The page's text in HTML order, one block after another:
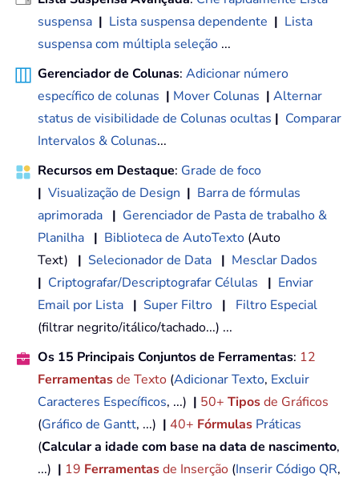
suspensa | Lista suspensa dependente | Lista
suspensa com múltipla seleção ...
Gerenciador de Colunas: Adicionar número
específico de colunas | Mover Colunas | Alternar
status de visibilidade de Colunas ocultas | Comparar
Intervalos & Colunas...
Recursos em Destaque: Grade de foco
| Visualização de Design | Barra de fórmulas
aprimorada | Gerenciador de Pasta de trabalho &
Planilha | Biblioteca de AutoTexto (Auto
Text) | Selecionador de Data | Mesclar Dados
| Criptografar/Descriptografar Células | Enviar
Email por Lista | Super Filtro |
Filtro Especial
(filtrar negrito/itálico/tachado...) ...
Os 15 Principais Conjuntos de Ferramentas: 12
Ferramentasde Texto (Adicionar Texto, Excluir
Caracteres Específicos, ...) | 50+ Tiposde Gráficos
(Gráfico de Gantt, ...) | 40+ Fórmulas Práticas
(Calcular a idade com base na data de nascimento,
...) | 19 Ferramentasde Inserção (Inserir Código QR,